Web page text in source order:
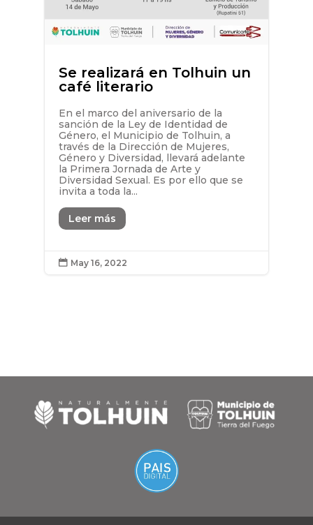
Se realizará en Tolhuin un
café literario
En el marco del aniversario de la
sanción de la Ley de Identidad de
Género, el Municipio de Tolhuin, a
través de la Dirección de Mujeres,
Género y Diversidad, llevará adelante
la Primera Jornada de Arte y
Diversidad Sexual. Es por ello que se
invita a toda la...
Leer más
 May 16, 2022